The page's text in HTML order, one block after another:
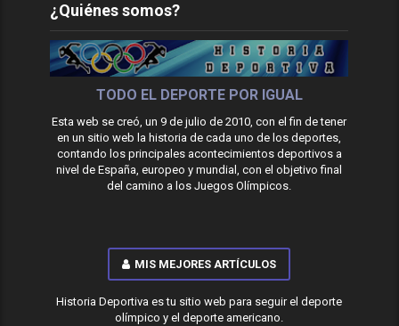
¿Quiénes somos?
TODO EL DEPORTE POR IGUAL
Esta web se creó, un 9 de julio de 2010, con el fin de tener
en un sitio web la historia de cada uno de los deportes,
contando los principales acontecimientos deportivos a
nivel de España, europeo y mundial, con el objetivo final
del camino a los Juegos Olímpicos.
MIS MEJORES ARTÍCULOS
Historia Deportiva es tu sitio web para seguir el deporte
olímpico y el deporte americano.